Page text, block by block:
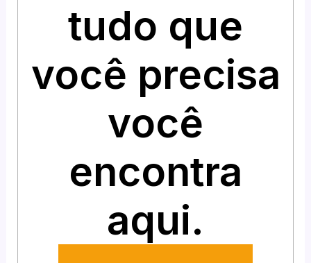
tudo que
você precisa
você
encontra
aqui.